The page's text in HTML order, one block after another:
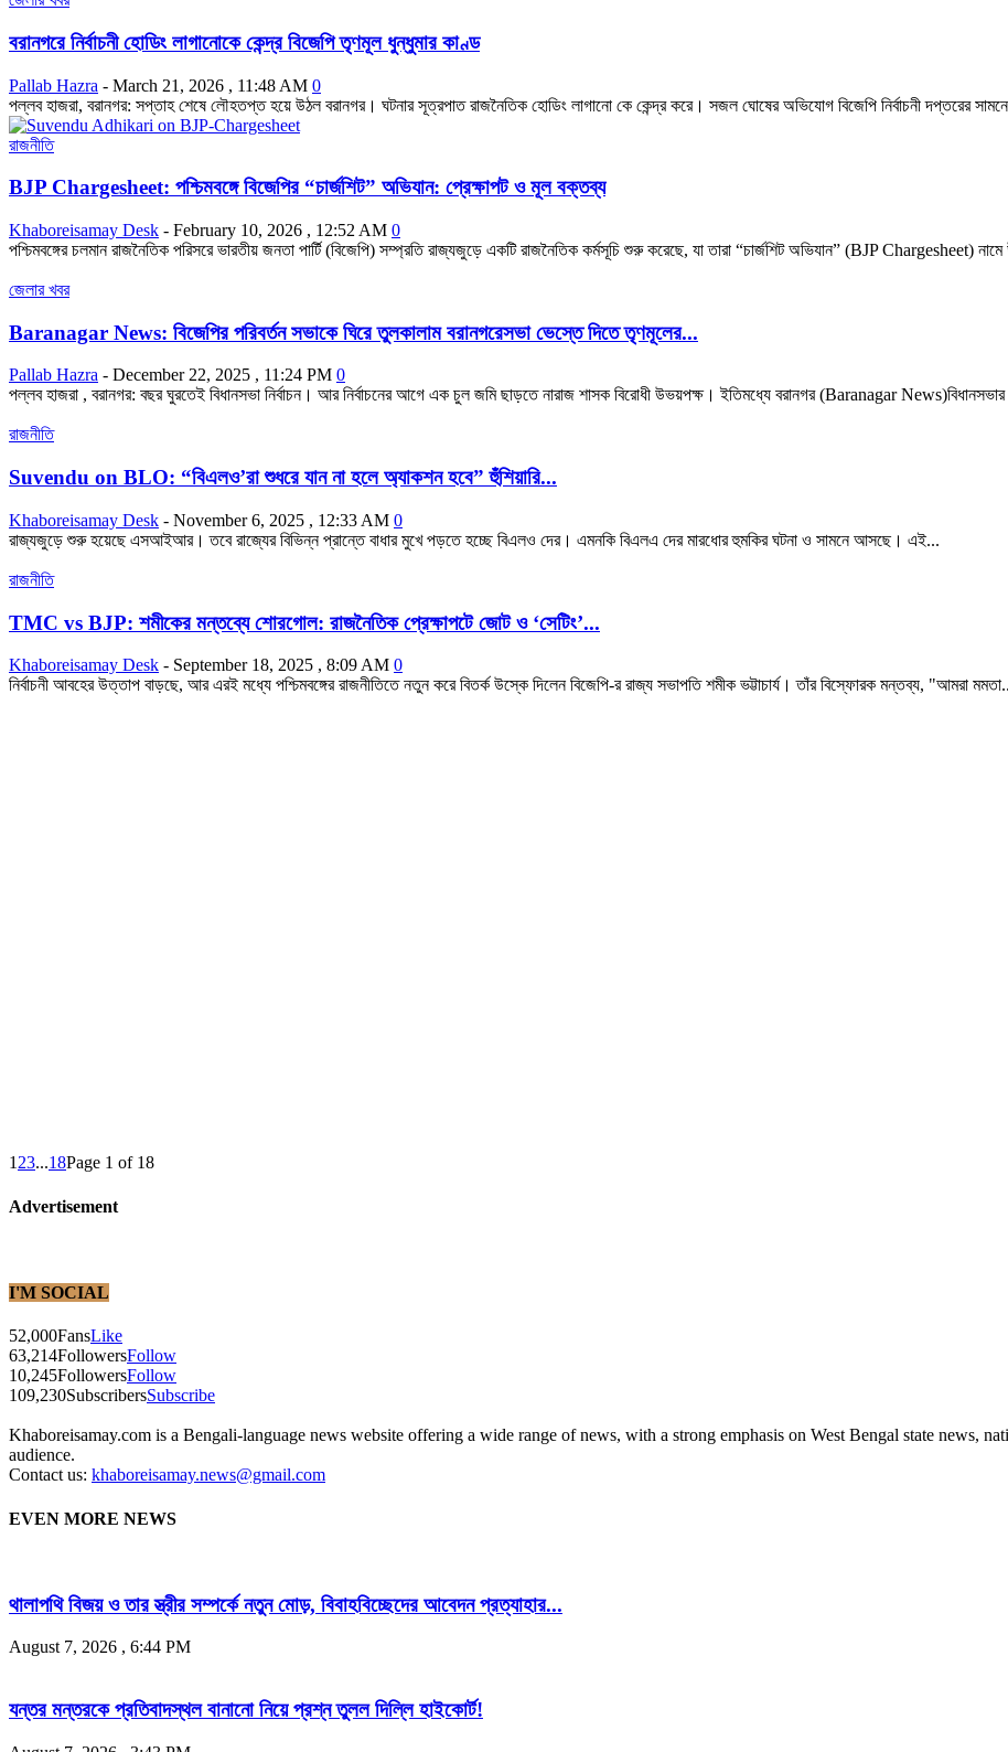
বরানগরে নির্বাচনী হোডিং লাগানোকে কেন্দ্র বিজেপি তৃণমূল ধুন্ধুমার কাণ্ড
Pallab Hazra - March 21, 2026 , 11:48 AM 0
পল্লব হাজরা, বরানগর: সপ্তাহ শেষে লৌহতপ্ত হয়ে উঠল বরানগর। ঘটনার সূত্রপাত রাজনৈতিক হোডিং লাগানো কে কেন্দ্র করে। সজল ঘোষের অভিযোগ বিজেপি নির্বাচনী দপ্তরের
রাজনীতি
BJP Chargesheet: পশ্চিমবঙ্গে বিজেপির “চার্জশিট” অভিযান: প্রেক্ষাপট ও মূল বক্তব্য
Khaboreisamay Desk - February 10, 2026 , 12:52 AM 0
পশ্চিমবঙ্গের চলমান রাজনৈতিক পরিসরে ভারতীয় জনতা পার্টি (বিজেপি) সম্প্রতি রাজ্যজুড়ে একটি রাজনৈতিক কর্মসূচি শুরু করেছে, যা তারা “চার্জশিট অভিযান” (BJP Chargesheet)
জেলার খবর
Baranagar News: বিজেপির পরিবর্তন সভাকে ঘিরে তুলকালাম বরানগরেসভা ভেস্তে দিতে তৃণমূলের...
Pallab Hazra - December 22, 2025 , 11:24 PM 0
পল্লব হাজরা , বরানগর: বছর ঘুরতেই বিধানসভা নির্বাচন। আর নির্বাচনের আগে এক চুল জমি ছাড়তে নারাজ শাসক বিরোধী উভয়পক্ষ। ইতিমধ্যে বরানগর (Baranagar
রাজনীতি
Suvendu on BLO: “বিএলও’রা শুধরে যান না হলে অ্যাকশন হবে” হুঁশিয়ারি...
Khaboreisamay Desk - November 6, 2025 , 12:33 AM 0
রাজ্যজুড়ে শুরু হয়েছে এসআইআর। তবে রাজ্যের বিভিন্ন প্রান্তে বাধার মুখে পড়তে হচ্ছে বিএলও দের। এমনকি বিএলএ দের মারধোর হুমকির ঘটনা ও সামনে আসছে। এই...
রাজনীতি
TMC vs BJP: শমীকের মন্তব্যে শোরগোল: রাজনৈতিক প্রেক্ষাপটে জোট ও ‘সেটিং’...
Khaboreisamay Desk - September 18, 2025 , 8:09 AM 0
নির্বাচনী আবহের উত্তাপ বাড়ছে, আর এরই মধ্যে পশ্চিমবঙ্গের রাজনীতিতে নতুন করে বিতর্ক উস্কে দিলেন বিজেপি-র রাজ্য সভাপতি শমীক ভট্টাচার্য। তাঁর বিস্ফোরক মন্তব্য, "আমরা
1 23...18Page 1 of 18
Advertisement
I'M SOCIAL
52,000FansLike
63,214FollowersFollow
10,245FollowersFollow
109,230SubscribersSubscribe
Khaboreisamay.com is a Bengali-language news website offering a wide range of news, with a strong emphasis on West Bengal state news,
audience.
Contact us: khaboreisamay.news@gmail.com
EVEN MORE NEWS
থালাপথি বিজয় ও তার স্ত্রীর সম্পর্কে নতুন মোড়, বিবাহবিচ্ছেদের আবেদন প্রত্যাহার...
August 7, 2026 , 6:44 PM
যন্তর মন্তরকে প্রতিবাদস্থল বানানো নিয়ে প্রশ্ন তুলল দিল্লি হাইকোর্ট!